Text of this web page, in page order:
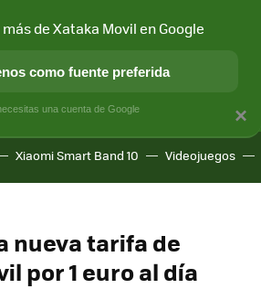
Y SOCIEDAD APLICACIONES
Xiaomi Smart Band 10 Videojuegos
nueva tarifa de
por 1 euro al día
×
de Xataka Movil en Google
como fuente preferida
una cuenta de Google